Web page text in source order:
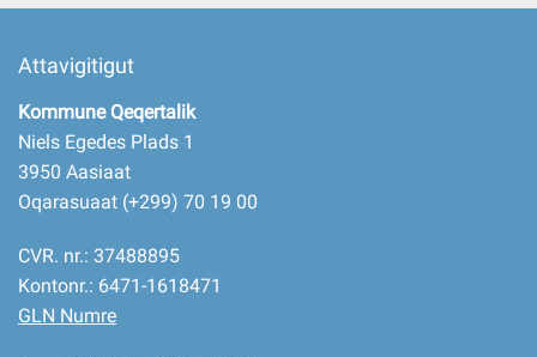
Attavigitigut
Kommune Qeqertalik
Niels Egedes Plads 1
3950 Aasiaat
Oqarasuaat (+299) 70 19 00
CVR. nr.: 37488895
Kontonr.: 6471-1618471
GLN Numre